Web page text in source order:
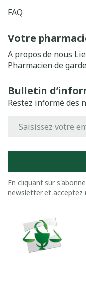
FAQ
Votre
A propos de nous
Pharmacien de garde
Bulletin
Restez informé des
En cliquant sur
newsletter et acceptez